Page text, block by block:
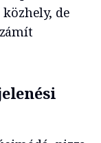
de